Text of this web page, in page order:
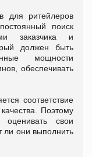
для ритейлеров
поиск
заказчика и
должен быть
мощности
обеспечивать
соответствие
Поэтому
оценивать свои
ли они выполнить